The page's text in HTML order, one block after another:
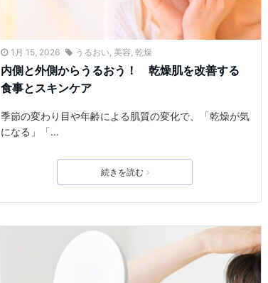
1月 15, 2026 うるおい, 美容, 乾燥
内側と外側からうるおう！ 乾燥肌を改善する
食事とスキンケア
季節の変わり目や年齢による肌質の変化で、「乾燥が気
になる」「…
続きを読む